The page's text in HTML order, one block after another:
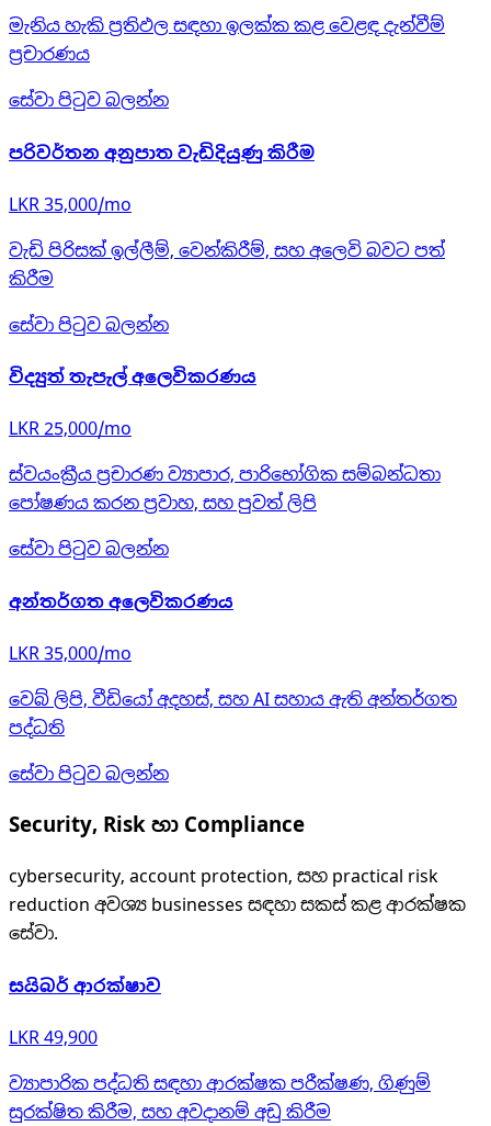
මැනිය හැකි ප්‍රතිඵල සඳහා ඉලක්ක කළ වෙළඳ දැන්වීම්
ප්‍රචාරණය
සේවා පිටුව බලන්න
පරිවර්තන අනුපාත වැඩිදියුණු කිරීම
LKR 35,000/mo
වැඩි පිරිසක් ඉල්ලීම්, වෙන්කිරීම්, සහ අලෙවි බවට පත්
කිරීම
සේවා පිටුව බලන්න
විද්‍යුත් තැපැල් අලෙවිකරණය
LKR 25,000/mo
ස්වයංක්‍රීය ප්‍රචාරණ ව්‍යාපාර, පාරිභෝගික සම්බන්ධතා
පෝෂණය කරන ප්‍රවාහ, සහ පුවත් ලිපි
සේවා පිටුව බලන්න
අන්තර්ගත අලෙවිකරණය
LKR 35,000/mo
වෙබ් ලිපි, වීඩියෝ අදහස්, සහ AI සහාය ඇති අන්තර්ගත
පද්ධති
සේවා පිටුව බලන්න
Security, Risk හා Compliance
cybersecurity, account protection, සහ practical risk
reduction අවශ්‍ය businesses සඳහා සකස් කළ ආරක්ෂක
සේවා.
සයිබර් ආරක්ෂාව
LKR 49,900
ව්‍යාපාරික පද්ධති සඳහා ආරක්ෂක පරීක්ෂණ, ගිණුම්
සුරක්ෂිත කිරීම, සහ අවදානම් අඩු කිරීම